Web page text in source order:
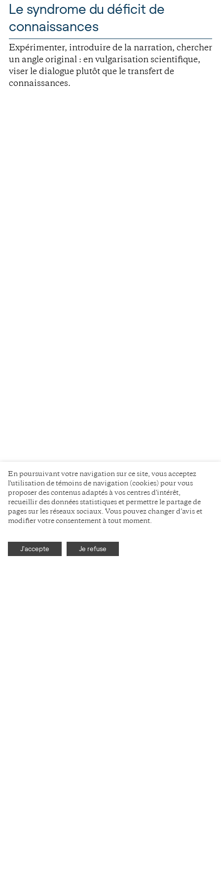
Le syndrome du déficit de
connaissances
Expérimenter, introduire de la narration, chercher
un angle original : en vulgarisation scientifique,
viser le dialogue plutôt que le transfert de
connaissances.
En poursuivant votre navigation sur ce site, vous acceptez
l'utilisation de témoins de navigation (cookies) pour vous
proposer des contenus adaptés à vos centres d'intérêt,
recueillir des données statistiques et permettre le partage de
pages sur les réseaux sociaux. Vous pouvez changer d’avis et
modifier votre consentement à tout moment.
J'accepte Je refuse